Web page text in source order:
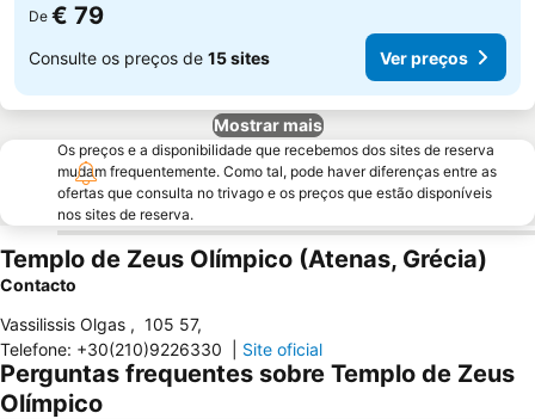
De € 79
Consulte os preços de 15 sites Ver preços
Mostrar mais
Os preços e a disponibilidade que recebemos dos sites de reserva
mudam frequentemente. Como tal, pode haver diferenças entre as
ofertas que consulta no trivago e os preços que estão disponíveis
nos sites de reserva.
Templo de Zeus Olímpico (Atenas, Grécia)
Contacto
Vassilissis Olgas , 105 57,
Telefone: +30(210)9226330 Site oficial
Perguntas frequentes sobre Templo de Zeus
Olímpico